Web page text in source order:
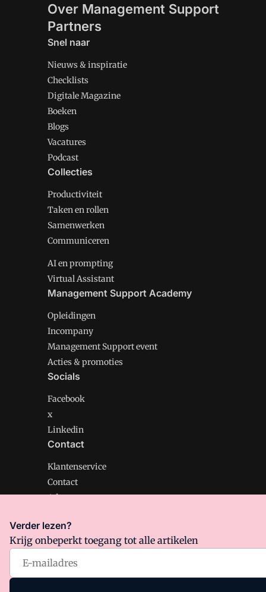
Over Management Support
Partners
Snel naar
Nieuws & inspiratie
Checklists
Digitale Magazine
Boeken
Blogs
Vacatures
Podcast
Collecties
Productiviteit
Taken en rollen
Samenwerken
Communiceren
AI en prompting
Virtual Assistant
Management Support Academy
Opleidingen
Incompany
Management Support event
Acties & promoties
Socials
Facebook
x
Linkedin
Contact
Klantenservice
Contact
Adverteren
Management Support is onderdeel van VMN media.
Algemene Voorwaarden
Verder lezen?
Krijg onbeperkt toegang tot alle artikelen